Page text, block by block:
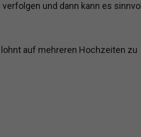
und dann kann es sinnvoll
auf mehreren Hochzeiten zu